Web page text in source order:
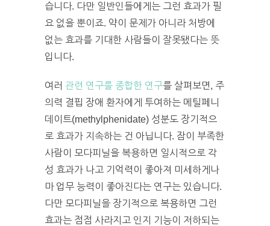
습니다. 다만 일반인들에게는 그런 효과가 필
요 없을 뿐이죠. 약이 문제가 아니라 처방에
없는 효과를 기대한 사람들이 잘못됐다는 뜻
입니다.
여러 관련 연구를 종합한 연구를 살펴보면, 주
의력 결핍 장애 환자에게 투여하는 메틸페니
데이트(methylphenidate) 성분도 장기적으
로 효과가 지속하는 건 아닙니다. 잠이 부족한
사람이 모다피닐을 복용하면 일시적으로 각
성 효과가 나고 기억력이 좋아져 미세하게나
마 업무 능력이 좋아진다는 연구는 있습니다.
다만 모다피닐을 장기적으로 복용하면 그런
효과는 점점 사라지고 인지 기능이 저하되는